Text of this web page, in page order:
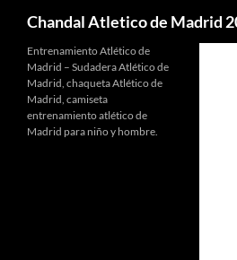
Chandal Atletico de Madrid
Entrenamiento Atlético de
Madrid – Sudadera Atlético de
Madrid, chaqueta Atlético de
Madrid, camiseta
entrenamiento atlético de
Madrid para niño y hombre.